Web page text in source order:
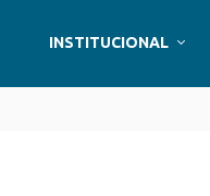
INSTITUCIONAL